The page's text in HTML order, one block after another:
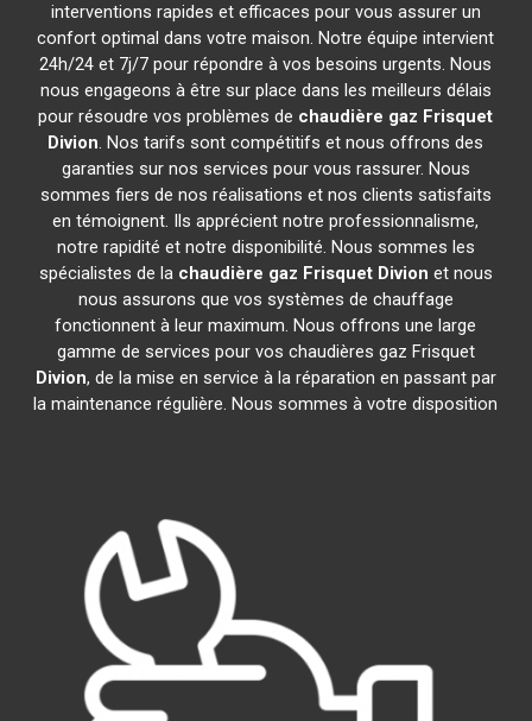
interventions rapides et efficaces pour vous assurer un
confort optimal dans votre maison. Notre équipe intervient
24h/24 et 7j/7 pour répondre à vos besoins urgents. Nous
nous engageons à être sur place dans les meilleurs délais
pour résoudre vos problèmes de chaudière gaz Frisquet
Divion. Nos tarifs sont compétitifs et nous offrons des
garanties sur nos services pour vous rassurer. Nous
sommes fiers de nos réalisations et nos clients satisfaits
en témoignent. Ils apprécient notre professionnalisme,
notre rapidité et notre disponibilité. Nous sommes les
spécialistes de la chaudière gaz Frisquet Divion et nous
nous assurons que vos systèmes de chauffage
fonctionnent à leur maximum. Nous offrons une large
gamme de services pour vos chaudières gaz Frisquet
Divion, de la mise en service à la réparation en passant par
la maintenance régulière. Nous sommes à votre disposition